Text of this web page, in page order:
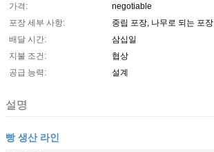
가격:
negotiable
포장 세부 사항:
중립 포장, 나무로 되는 포장
배달 시간:
삼십일
지불 조건:
협상
공급 능력:
설계
설명
빵 생산 라인